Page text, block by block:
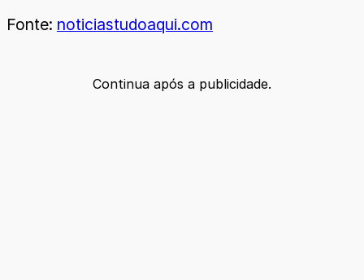
Fonte: noticiastudoaqui.com
Continua após a publicidade.